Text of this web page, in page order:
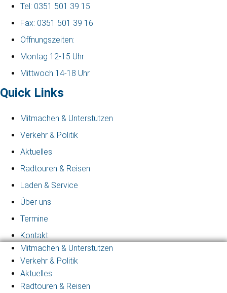
Tel: 0351 501 39 15
Fax: 0351 501 39 16
Öffnungszeiten:
Montag 12-15 Uhr
Mittwoch 14-18 Uhr
Quick Links
Mitmachen & Unterstützen
Verkehr & Politik
Aktuelles
Radtouren & Reisen
Laden & Service
Über uns
Termine
Kontakt
Mitmachen & Unterstützen
Verkehr & Politik
Aktuelles
Radtouren & Reisen